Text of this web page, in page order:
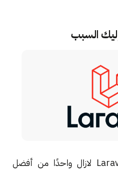
الايكوسيستم الخاص بـ Laravel لازال واحدًا من أفضل